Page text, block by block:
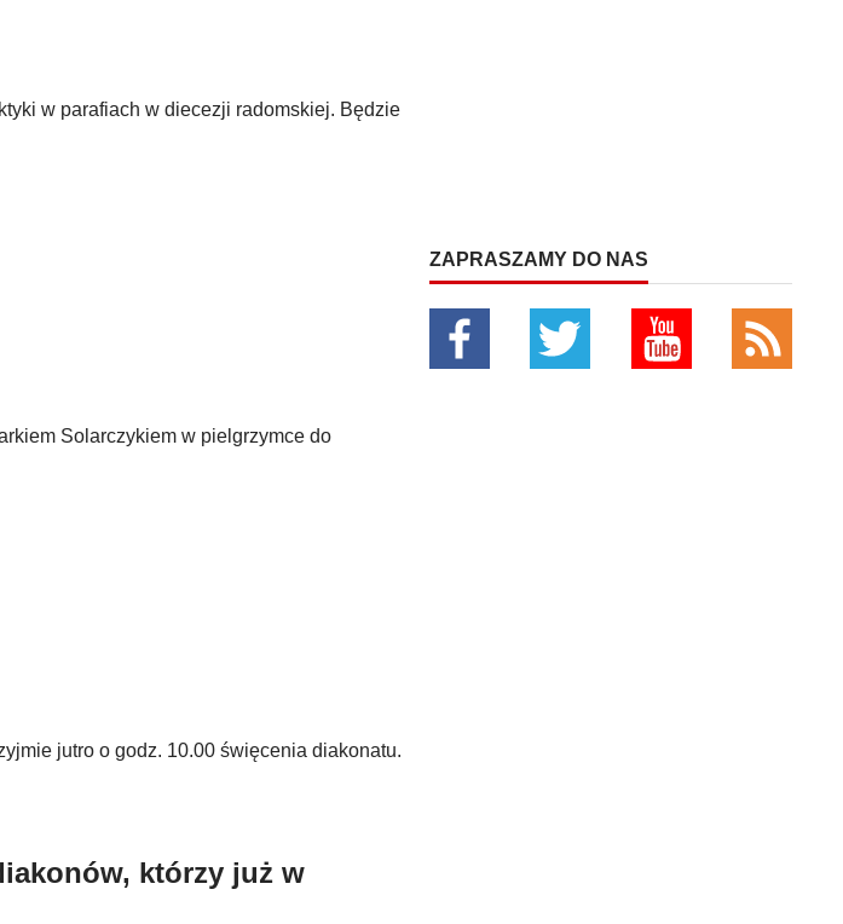
w parafiach w diecezji radomskiej. Będzie
Solarczykiem w pielgrzymce do
jutro o godz. 10.00 święcenia diakonatu.
którzy już w
ZAPRASZAMY DO NAS